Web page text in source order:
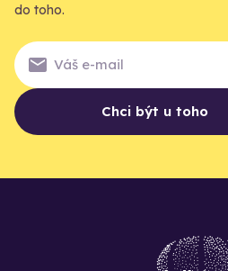
do toho.
Chci být u toho